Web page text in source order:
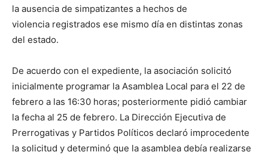
la ausencia de simpatizantes a hechos de
violencia registrados ese mismo día en distintas zonas
del estado.
De acuerdo con el expediente, la asociación solicitó
inicialmente programar la Asamblea Local para el 22 de
febrero a las 16:30 horas; posteriormente pidió cambiar
la fecha al 25 de febrero. La Dirección Ejecutiva de
Prerrogativas y Partidos Políticos declaró improcedente
la solicitud y determinó que la asamblea debía realizarse